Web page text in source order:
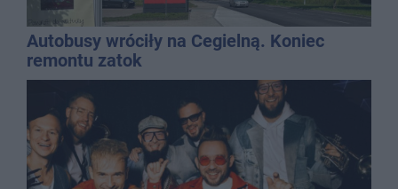
Autobusy wróciły na Cegielną. Koniec
remontu zatok